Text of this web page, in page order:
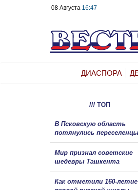
08 Августа 16:47
ДИАСПОРА
/// ТОП
В Псковскую область
потянулись переселенцы
Мир признал советские
шедевры Ташкента
Как отметили 160-летие